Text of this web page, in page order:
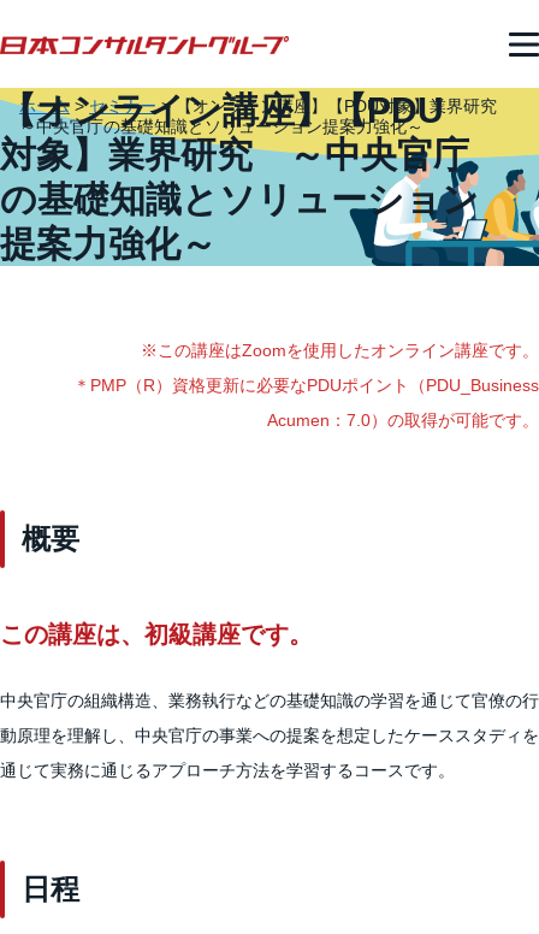
ホーム >セミナー>【オンライン講座】【PDU対象】業界研究
～中央官庁の基礎知識とソリューション提案力強化～
【オンライン講座】【PDU
対象】業界研究 ～中央官庁
の基礎知識とソリューション
提案力強化～
※この講座はZoomを使用したオンライン講座です。
＊PMP（R）資格更新に必要なPDUポイント（PDU_Business
Acumen：7.0）の取得が可能です。
概要
この講座は、初級講座です。
中央官庁の組織構造、業務執行などの基礎知識の学習を通じて官僚の行
動原理を理解し、中央官庁の事業への提案を想定したケーススタディを
通じて実務に通じるアプローチ方法を学習するコースです。
日程